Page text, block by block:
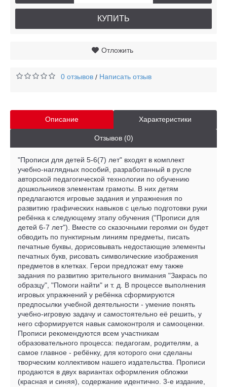
КУПИТЬ
Отложить
0 отзывов / Написать отзыв
Описание Характеристики
Отзывов (0)
"Прописи для детей 5-6(7) лет" входят в комплект
учебно-наглядных пособий, разработанный в русле
авторской педагогической технологии по обучению
дошкольников элементам грамоты. В них детям
предлагаются игровые задания и упражнения по
развитию графических навыков с целью подготовки руки
ребёнка к следующему этапу обучения ("Прописи для
детей 6-7 лет"). Вместе со сказочными героями он будет
обводить по пунктирным линиям предметы, писать
печатные буквы, дорисовывать недостающие элементы
печатных букв, рисовать символические изображения
предметов в клетках. Герои предложат ему также
задания по развитию зрительного внимания "Закрась по
образцу", "Помоги найти" и т. д. В процессе выполнения
игровых упражнений у ребёнка сформируются
предпосылки учебной деятельности - умение понять
учебно-игровую задачу и самостоятельно её решить, у
него сформируется навык самоконтроля и самооценки.
Прописи рекомендуются всем участникам
образовательного процесса: педагогам, родителям, а
самое главное - ребёнку, для которого они сделаны
творческим коллективом нашего издательства. Прописи
продаются в двух вариантах оформления обложки
(красная и синяя), содержание идентично. 3-е издание,